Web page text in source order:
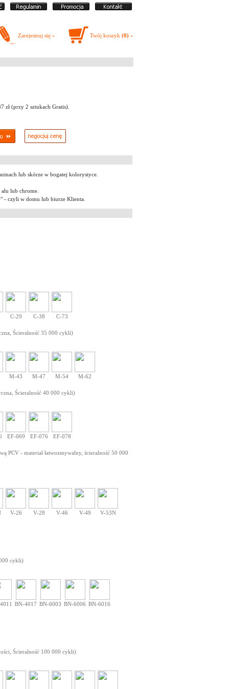
Zarejestruj się » Twój koszyk (0) »
zł (przy 2 sztukach Gratis).
lub skórze w bogatej kolorystyce.
lub chrome.
- czyli w domu lub biurze Klienta.
C-29 C-38 C-73
Ścieralność 35 000 cykli)
M-43 M-47 M-54 M-62
Ścieralność 40 000 cykli)
EF-069 EF-076 EF-078
PCV - materiał łatwozmywalny, ścieralność 50 000
V-26 V-28 V-46 V-49 V-53N
cykli)
BN-4017 BN-6003 BN-6006 BN-6016
Ścieralność 100 000 cykli)